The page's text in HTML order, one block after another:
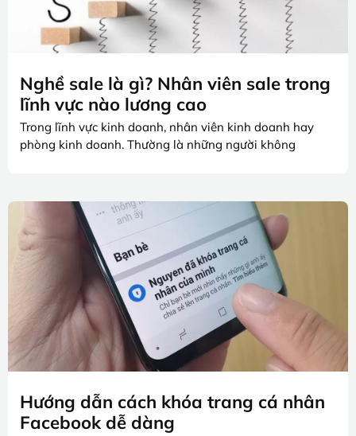
Nghề sale là gì? Nhân viên sale trong
lĩnh vực nào lương cao
Trong lĩnh vực kinh doanh, nhân viên kinh doanh hay
phòng kinh doanh. Thường là những người không
Hướng dẫn cách khóa trang cá nhân
Facebook dễ dàng